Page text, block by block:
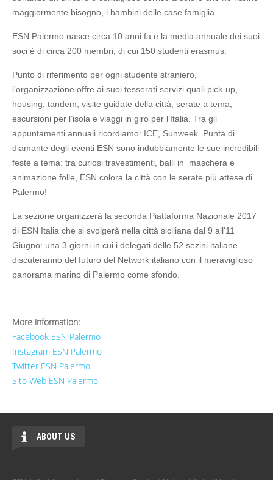
maggiormente bisogno, i bambini delle case famiglia.
ESN Palermo nasce circa 10 anni fa e la media annuale dei suoi
soci è di circa 200 membri, di cui 150 studenti erasmus.
Punto di riferimento per ogni studente straniero,
l’organizzazione offre ai suoi tesserati servizi quali pick-up,
housing, tandem, visite guidate della città, serate a tema,
escursioni per l’isola e viaggi in giro per l’Italia. Tra gli
appuntamenti annuali ricordiamo: ICE, Sunweek. Punta di
diamante degli eventi ESN sono indubbiamente le sue incredibili
feste a tema: tra curiosi travestimenti, balli in maschera e
animazione folle, ESN colora la città con le serate più attese di
Palermo!
La sezione organizzerà la seconda Piattaforma Nazionale 2017
di ESN Italia che si svolgerà nella città siciliana dal 9 all'11
Giugno: una 3 giorni in cui i delegati delle 52 sezini italiane
discuteranno del futuro del Network italiano con il meraviglioso
panorama marino di Palermo come sfondo.
More information:
Facebook ESN Palermo
Instagram ESN Palermo
Twitter ESN Palermo
Sito Web ESN Palermo
ABOUT US